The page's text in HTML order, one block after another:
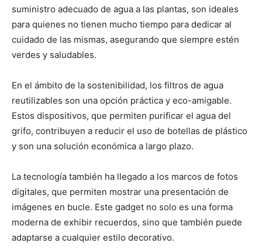
suministro adecuado de agua a las plantas, son ideales
para quienes no tienen mucho tiempo para dedicar al
cuidado de las mismas, asegurando que siempre estén
verdes y saludables.
En el ámbito de la sostenibilidad, los filtros de agua
reutilizables son una opción práctica y eco-amigable.
Estos dispositivos, que permiten purificar el agua del
grifo, contribuyen a reducir el uso de botellas de plástico
y son una solución económica a largo plazo.
La tecnología también ha llegado a los marcos de fotos
digitales, que permiten mostrar una presentación de
imágenes en bucle. Este gadget no solo es una forma
moderna de exhibir recuerdos, sino que también puede
adaptarse a cualquier estilo decorativo.